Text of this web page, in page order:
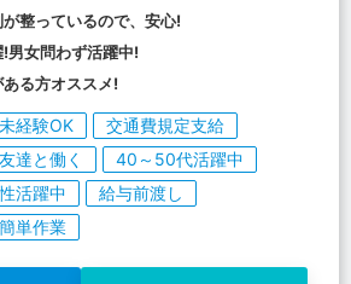
整っているので、安心!
男女問わず活躍中!
る方オススメ!
未経験OK
交通費規定支給
友達と働く
40～50代活躍中
活躍中
給与前渡し
簡単作業